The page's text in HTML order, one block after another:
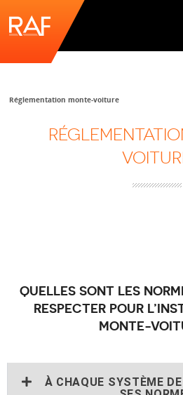
Réglementation monte-voiture
QUELLES SONT LES
RESPECTER POUR
MONTE-
À CHAQUE SYSTÈME